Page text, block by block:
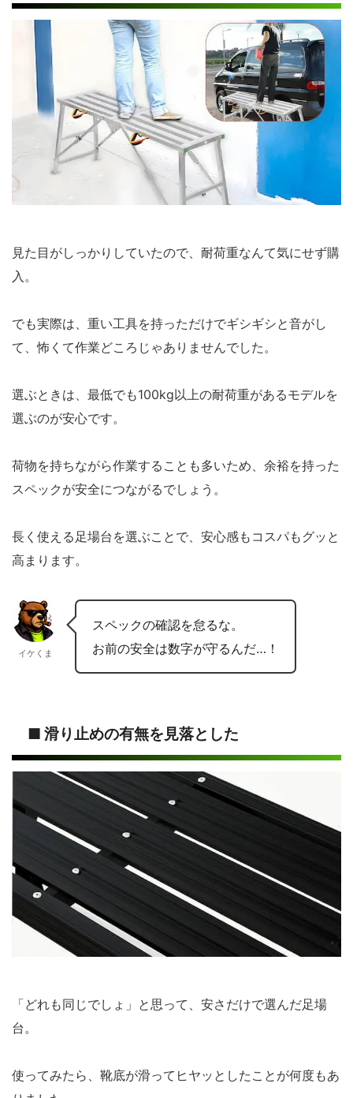
見た目がしっかりしていたので、耐荷重なんて気にせず購
入。
でも実際は、重い工具を持っただけでギシギシと音がし
て、怖くて作業どころじゃありませんでした。
選ぶときは、最低でも100kg以上の耐荷重があるモデルを
選ぶのが安心です。
荷物を持ちながら作業することも多いため、余裕を持った
スペックが安全につながるでしょう。
長く使える足場台を選ぶことで、安心感もコスパもグッと
高まります。
イケくま
スペックの確認を怠るな。
お前の安全は数字が守るんだ…！
■ 滑り止めの有無を見落とした
「どれも同じでしょ」と思って、安さだけで選んだ足場
台。
使ってみたら、靴底が滑ってヒヤッとしたことが何度もあ